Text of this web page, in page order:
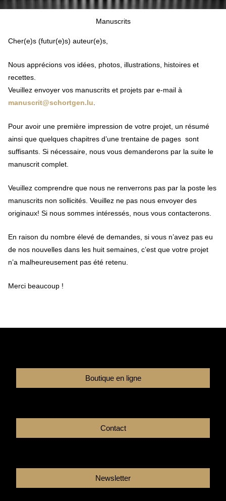
Manuscrits
Cher(e)s (futur(e)s) auteur(e)s,
Nous apprécions vos idées, photos, illustrations, histoires et
recettes.
Veuillez envoyer vos manuscrits et projets par e-mail à
manuscrit@schortgen.lu.
Pour avoir une première impression de votre projet, un résumé
ainsi que quelques chapitres d’une trentaine de pages sont
suffisants. Si nécessaire, nous vous demanderons par la suite le
manuscrit complet.
Veuillez comprendre que nous ne renverrons pas par la poste les
manuscrits non sollicités. Veuillez ne pas nous envoyer des
originaux! Si nous sommes intéressés, nous vous contacterons.
En raison du nombre élevé de demandes, si vous n’avez pas eu
de nos nouvelles dans les huit semaines, c’est que votre projet
n’a malheureusement pas été retenu.
Merci beaucoup !
Boutique en ligne
Contact
Newsletter